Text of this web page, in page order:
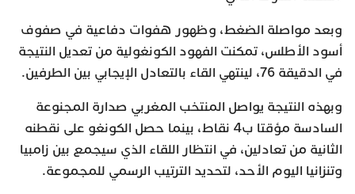
وبعد مواصلة الضغط، وظهور هفوات دفاعية في صفوف
أسود الأطلس، تمكنت الفهود الكونغولية من تعديل النتيجة
في الدقيقة 76، لينتهي القاء بالتعادل الإيجابي بين الطرفين.
وبهذه النتيجة يواصل المنتخب المغربي صدارة المجنوعة
السادسة مؤقتا ب4 نقاط، بينما حصل الكونغو على نقطنه
الثانية من تعادلين، في انتظار اللقاء الذي سيجمع بين زامبيا
وتنزانيا اليوم الأحد، لتحديد الترتيب الرسمي للمجموعة.